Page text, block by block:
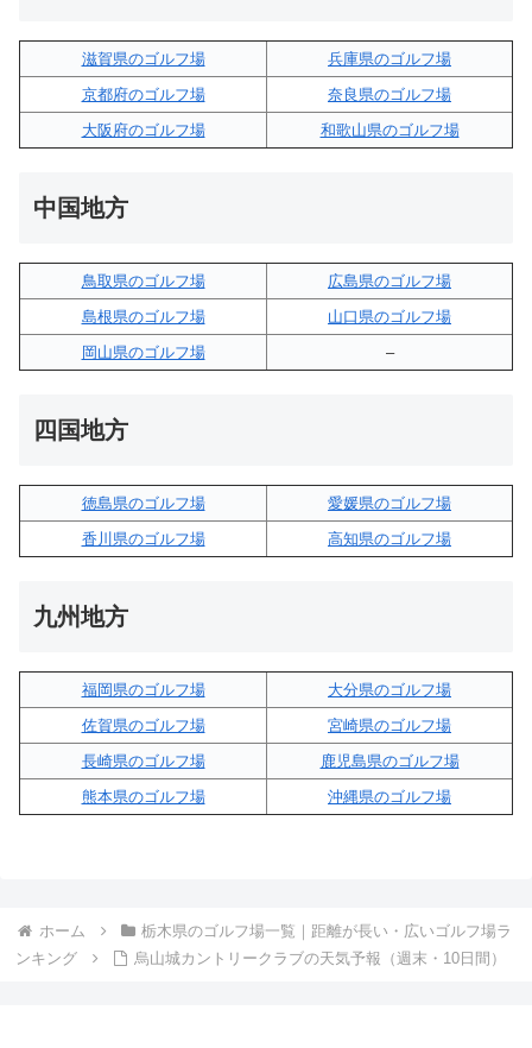
滋賀県のゴルフ場
兵庫県のゴルフ場
京都府のゴルフ場
奈良県のゴルフ場
大阪府のゴルフ場
和歌山県のゴルフ場
中国地方
鳥取県のゴルフ場
広島県のゴルフ場
島根県のゴルフ場
山口県のゴルフ場
岡山県のゴルフ場
–
四国地方
徳島県のゴルフ場
愛媛県のゴルフ場
香川県のゴルフ場
高知県のゴルフ場
九州地方
福岡県のゴルフ場
大分県のゴルフ場
佐賀県のゴルフ場
宮崎県のゴルフ場
長崎県のゴルフ場
鹿児島県のゴルフ場
熊本県のゴルフ場
沖縄県のゴルフ場
ホーム
栃木県のゴルフ場一覧｜距離が長い・広いゴルフ場ラ
ンキング
烏山城カントリークラブの天気予報（週末・10日間）